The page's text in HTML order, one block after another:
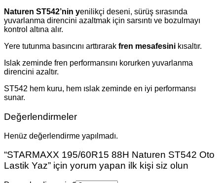
Naturen ST542’nin yenilikçi deseni, sürüş sırasında
yuvarlanma direncini azaltmak için sarsıntı ve bozulmayı
kontrol altına alır.
Yere tutunma basıncını arttırarak fren mesafesini kısaltır.
Islak zeminde fren performansını korurken yuvarlanma
direncini azaltır.
ST542 hem kuru, hem ıslak zeminde en iyi performansı
sunar.
Değerlendirmeler
Henüz değerlendirme yapılmadı.
“STARMAXX 195/60R15 88H Naturen ST542 Oto
Lastik Yaz” için yorum yapan ilk kişi siz olun